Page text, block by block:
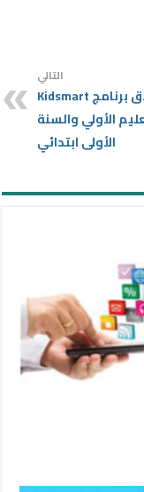
التالي
المغرب : إطلاق برنامج Kidsmart
الأولي والسنة
الأولى ابتدائي